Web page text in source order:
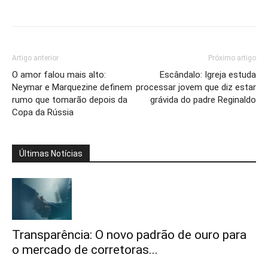
Artigo anterior
O amor falou mais alto:
Neymar e Marquezine definem
rumo que tomarão depois da
Copa da Rússia
Próximo artigo
Escândalo: Igreja estuda
processar jovem que diz estar
grávida do padre Reginaldo
Últimas Notícias
Transparência: O novo padrão de ouro para
o mercado de corretoras...